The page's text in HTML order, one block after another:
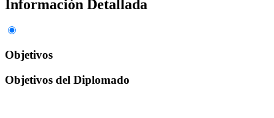
Información Detallada
Objetivos
Objetivos del Diplomado